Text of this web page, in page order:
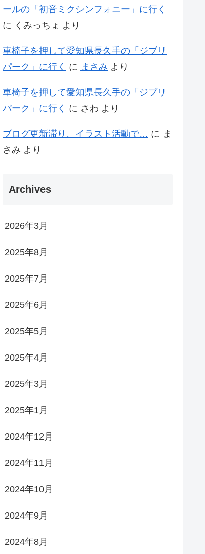
ールの「初音ミクシンフォニー」に行く
に くみっちょ より
車椅子を押して愛知県長久手の「ジブリ
パーク」に行く に まさみ より
車椅子を押して愛知県長久手の「ジブリ
パーク」に行く に さわ より
ブログ更新滞り。イラスト活動で… に ま
さみ より
Archives
2026年3月
2025年8月
2025年7月
2025年6月
2025年5月
2025年4月
2025年3月
2025年1月
2024年12月
2024年11月
2024年10月
2024年9月
2024年8月